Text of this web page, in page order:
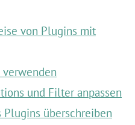
von Plugins mit
und Filter anpassen
überschreiben